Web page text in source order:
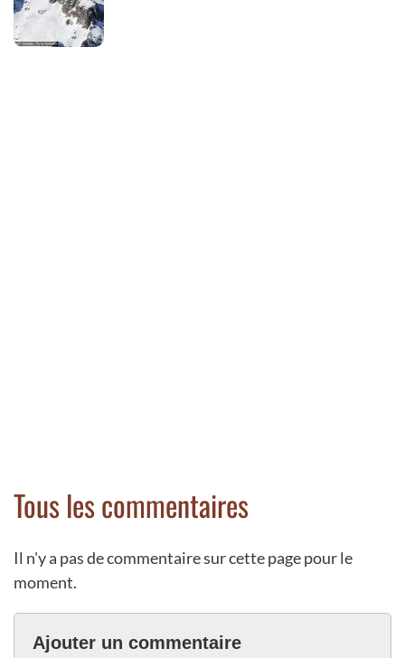
Tous les commentaires
Il n'y a pas de commentaire sur cette page pour le
moment.
Ajouter un commentaire